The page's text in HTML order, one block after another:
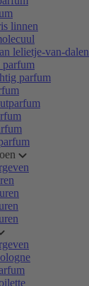
linnen
lelietje-van-dalen
parfum
parfum